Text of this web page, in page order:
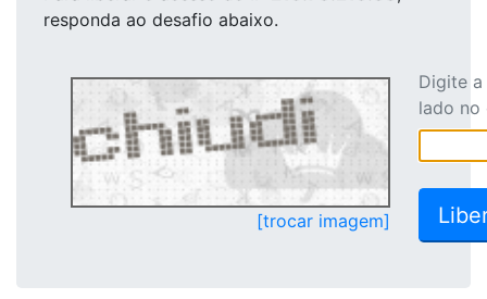
responda ao desafio abaixo.
[trocar imagem]
Digite
lado no